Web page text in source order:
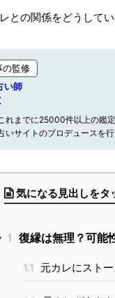
との関係をどうして
の監修
い師
れまでに25000件以上の鑑定
サイトのプロデュースを行
気になる見出しをタ
1 復縁は無理？可能
1.1 元カレにスト